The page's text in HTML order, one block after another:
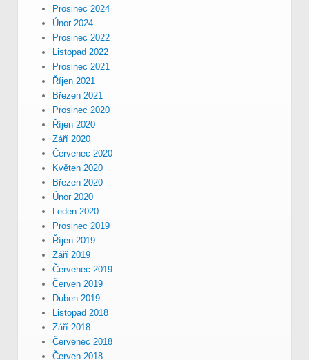
Prosinec 2024
Únor 2024
Prosinec 2022
Listopad 2022
Prosinec 2021
Říjen 2021
Březen 2021
Prosinec 2020
Říjen 2020
Září 2020
Červenec 2020
Květen 2020
Březen 2020
Únor 2020
Leden 2020
Prosinec 2019
Říjen 2019
Září 2019
Červenec 2019
Červen 2019
Duben 2019
Listopad 2018
Září 2018
Červenec 2018
Červen 2018